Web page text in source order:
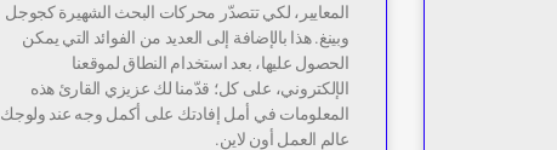
المعايير، لكي تتصدّر محركات البحث الشهيرة كجوجل
وبينغ. هذا بالإضافة إلى العديد من الفوائد التي يمكن
الحصول عليها، بعد استخدام النطاق لموقعنا
الإلكتروني، على كل؛ قدّمنا لك عزيزي القارئ هذه
المعلومات في أمل إفادتك على أكمل وجه عند ولوجك
عالم العمل أون لاين.